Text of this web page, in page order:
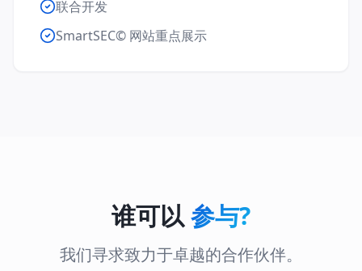
联合开发
SmartSEC© 网站重点展示
谁可以参与?
我们寻求致力于卓越的合作伙伴。